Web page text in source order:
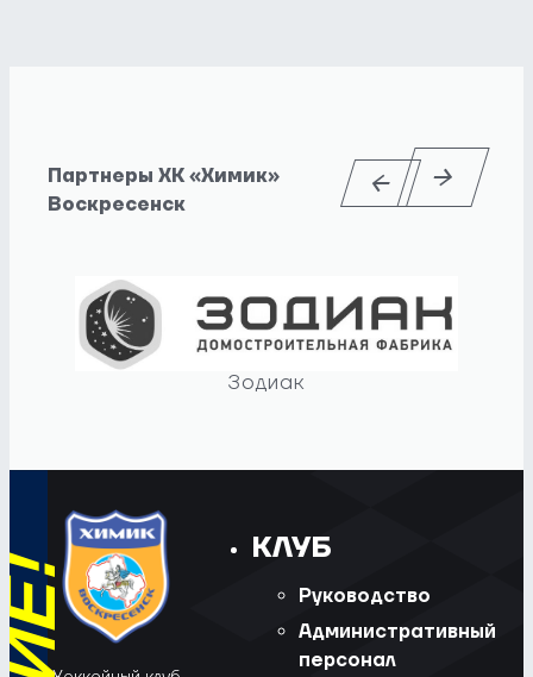
Партнеры ХК «Химик»
Воскресенск
Зодиак
КЛУБ
Руководство
Административный
персонал